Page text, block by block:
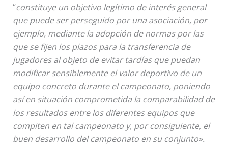
“constituye un objetivo legítimo de interés general
que puede ser perseguido por una asociación, por
ejemplo, mediante la adopción de normas por las
que se fijen los plazos para la transferencia de
jugadores al objeto de evitar tardías que puedan
modificar sensiblemente el valor deportivo de un
equipo concreto durante el campeonato, poniendo
así en situación comprometida la comparabilidad de
los resultados entre los diferentes equipos que
compiten en tal campeonato y, por consiguiente, el
buen desarrollo del campeonato en su conjunto».